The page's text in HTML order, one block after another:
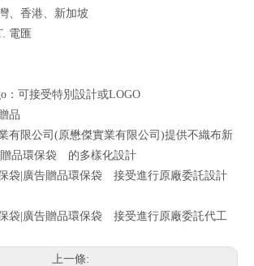
、香港、新加坡
電匯
：可接受特別設計或LOGO
品
有限公司(原懋傑實業有限公司)提供不織布新
品環保袋 的多樣化設計
袋|廣告贈品環保袋 接受進行原廠委託設計
袋|廣告贈品環保袋 接受進行原廠委託代工
上一條: